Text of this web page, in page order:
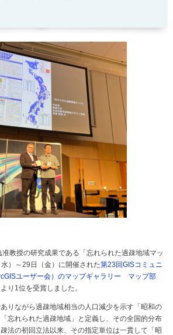
准教授の研究成果である「忘れられた過疎地域マッ
）～29日（金）に開催された第23回GISコミュニ
ユーザー会）のマップギャラリー マップ部
り1位を受賞しました。
りながら過疎地域相当の人口減少を示す「昭和の
忘れられた過疎地域」と定義し、その全国的分布
法の初回立法以来、その指定単位は一貫して「昭